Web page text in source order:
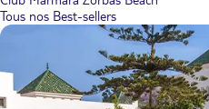
Tous nos Best-sellers